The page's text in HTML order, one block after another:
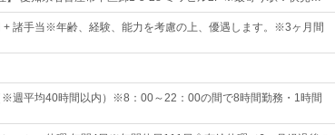
+ 諸手当※年齢、経験、能力を考慮の上、優遇します。※3ヶ月間
週平均40時間以内）※8：00～22：00の間で8時間勤務・1時間